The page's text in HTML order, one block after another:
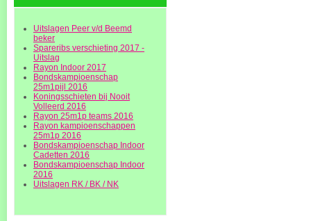
Uitslagen Peer v/d Beemd
beker
Spareribs verschieting 2017 -
Uitslag
Rayon Indoor 2017
Bondskampioenschap
25m1pijl 2016
Koningsschieten bij Nooit
Volleerd 2016
Rayon 25m1p teams 2016
Rayon kampioenschappen
25m1p 2016
Bondskampioenschap Indoor
Cadetten 2016
Bondskampioenschap Indoor
2016
Uitslagen RK / BK / NK